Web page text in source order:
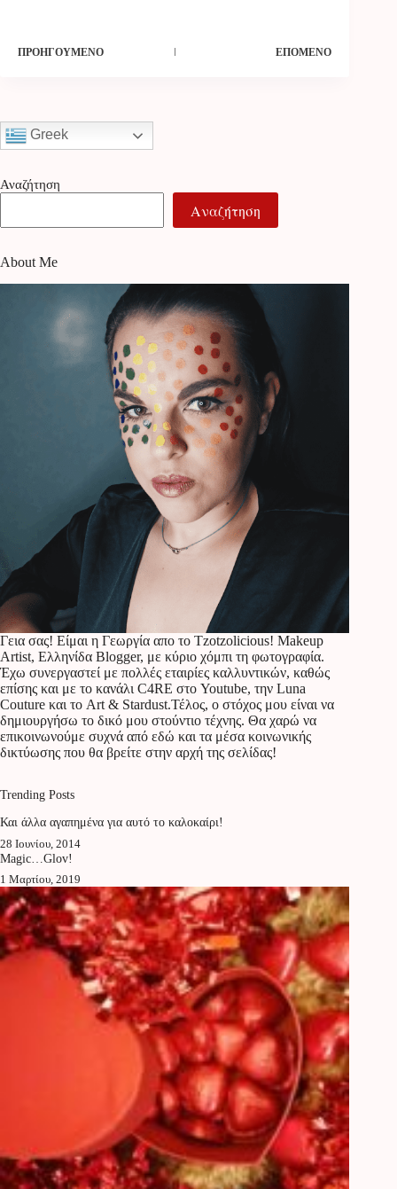
ΠΡΟΗΓΟΎΜΕΝΟ ΕΠΌΜΕΝΟ
Greek
Αναζήτηση
Αναζήτηση
About Me
Γεια σας! Είμαι η Γεωργία απο το Tzotzolicious! Makeup
Artist, Ελληνίδα Blogger, με κύριο χόμπι τη φωτογραφία.
Έχω συνεργαστεί με πολλές εταιρίες καλλυντικών, καθώς
επίσης και με το κανάλι C4RE στο Youtube, την Luna
Couture και το Art & Stardust.Τέλος, ο στόχος μου είναι να
δημιουργήσω το δικό μου στούντιο τέχνης. Θα χαρώ να
επικοινωνούμε συχνά από εδώ και τα μέσα κοινωνικής
δικτύωσης που θα βρείτε στην αρχή της σελίδας!
Trending Posts
Και άλλα αγαπημένα για αυτό το καλοκαίρι!
28 Ιουνίου, 2014
Magic…Glov!
1 Μαρτίου, 2019